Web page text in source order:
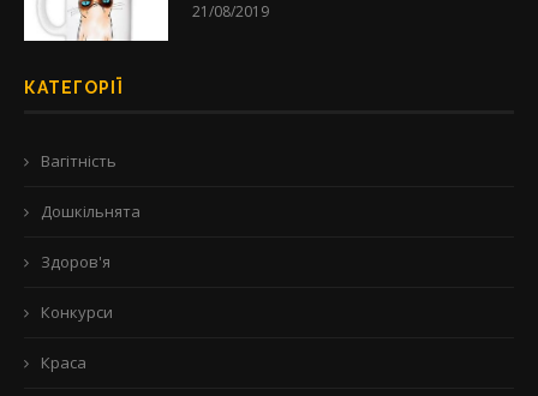
21/08/2019
КАТЕГОРІЇ
Вагітність
Дошкільнята
Здоров'я
Конкурси
Краса